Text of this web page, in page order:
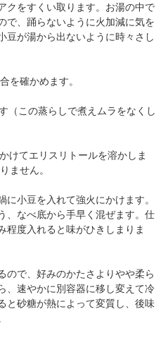
クをすくい取ります。お湯の中で
で、踊らないように火加減に気を
豆が湯から出ないように時々さし
を確かめます。
（この蒸らしで煮えムラをなくし
けてエリスリトールを溶かしま
ません。
小豆を入れて強火にかけます。
、なべ底から手早く混ぜます。仕
程度入れると味がひきしまりま
ので、好みのかたさよりやや柔ら
、速やかに別容器に移し変えて冷
と砂糖が熱によって変質し、後味